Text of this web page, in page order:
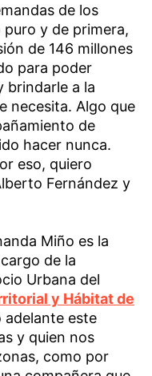
de los
puro y de primera,
de 146 millones
para poder
brindarle a la
necesita. Algo que
de
hacer nunca.
eso, quiero
Fernández y
Miño es la
de la
Urbana del
y Hábitat de
adelante este
y quien nos
como por